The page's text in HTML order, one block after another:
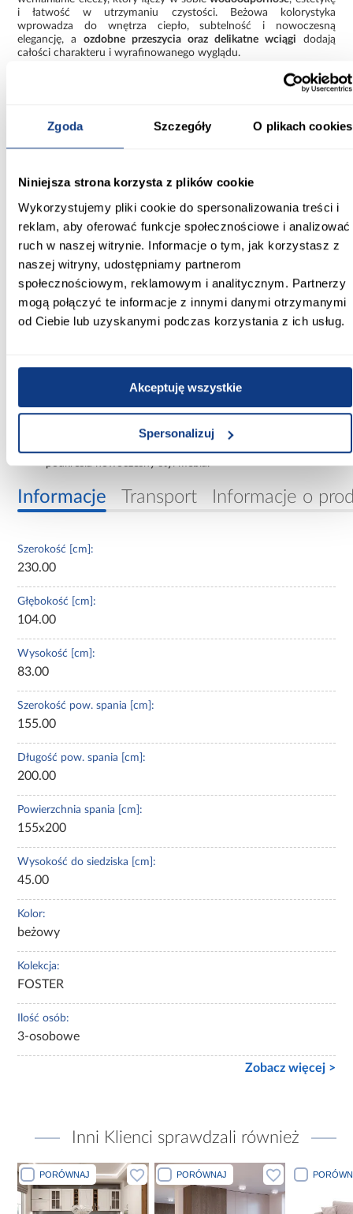
Zgoda Szczegóły O plikach cookies
Niniejsza strona korzysta z plików cookie
Wykorzystujemy pliki cookie do spersonalizowania treści i
reklam, aby oferować funkcje społecznościowe i analizować
ruch w naszej witrynie. Informacje o tym, jak korzystasz z
naszej witryny, udostępniamy partnerom
społecznościowym, reklamowym i analitycznym. Partnerzy
mogą połączyć te informacje z innymi danymi otrzymanymi
od Ciebie lub uzyskanymi podczas korzystania z ich usług.
Akceptuję wszystkie
Spersonalizuj
i łatwość w utrzymaniu czystości. Beżowa kolorystyka
wprowadza do wnętrza ciepło, subtelność i nowoczesną
elegancję, aozdobne przeszycia oraz delikatne wciągi dodają
całości charakteru i wyrafinowanego wyglądu.
to mebel, który doskonale łączy
walory estetyczne z funkcjonalnymi. To doskonały wybór dla
wysoki komfort użytkowania i świetnie wpisze się w nowoczesne
aranżacje wnętrz.
salonu, pokoju dziennego lub gościnnego.
System rozkładania DL
– szybkie i wygodne przekształcenie
sofy w łóżko.
Powierzchnia spania: 155x200 cm– komfortowa dla jednej
lub dwóch osób (tolerancja +/-5cm)
Siedzisko i oparciez pianki T30 i sprężyn falistych –
Tkanina Trenza– beżowa, trwała, wodoodporna i
Ozdobne przeszycia i wciągi– elegancki akcent, który
Informacje Transport Informacje o
Szerokość [cm]:
230.00
Głębokość [cm]:
104.00
Wysokość [cm]:
83.00
Szerokość pow. spania [cm]:
155.00
Długość pow. spania [cm]:
200.00
Powierzchnia spania [cm]:
155x200
Wysokość do siedziska [cm]:
45.00
Kolor:
beżowy
Kolekcja:
FOSTER
Ilość osób:
3-osobowe
Zobacz więcej >
Inni Klienci sprawdzali również
PORÓWNAJ PORÓWNAJ